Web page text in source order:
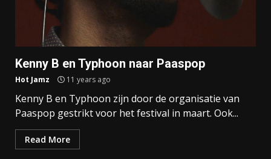
Kenny B en Typhoon naar Paaspop
Hot Jamz 11 years ago
Kenny B en Typhoon zijn door de organisatie van
Paaspop gestrikt voor het festival in maart. Ook...
Read More